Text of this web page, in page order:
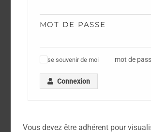
MOT DE PASSE
se souvenir de moi mot de
Connexion
Vous devez être adhérent pour